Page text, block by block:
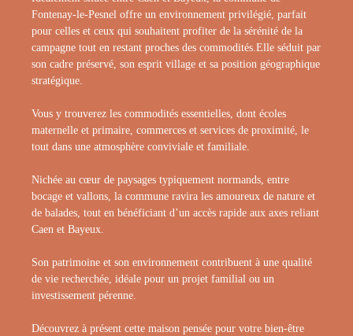
Fontenay-le-Pesnel offre un environnement privilégié, parfait
pour celles et ceux qui souhaitent profiter de la sérénité de la
campagne tout en restant proches des commodités.Elle séduit par
son cadre préservé, son esprit village et sa position géographique
stratégique.
Vous y trouverez les commodités essentielles, dont écoles
maternelle et primaire, commerces et services de proximité, le
tout dans une atmosphère conviviale et familiale.
Nichée au cœur de paysages typiquement normands, entre
bocage et vallons, la commune ravira les amoureux de nature et
de balades, tout en bénéficiant d’un accès rapide aux axes reliant
Caen et Bayeux.
Son patrimoine et son environnement contribuent à une qualité
de vie recherchée, idéale pour un projet familial ou un
investissement pérenne.
Découvrez à présent cette maison pensée pour votre bien-être